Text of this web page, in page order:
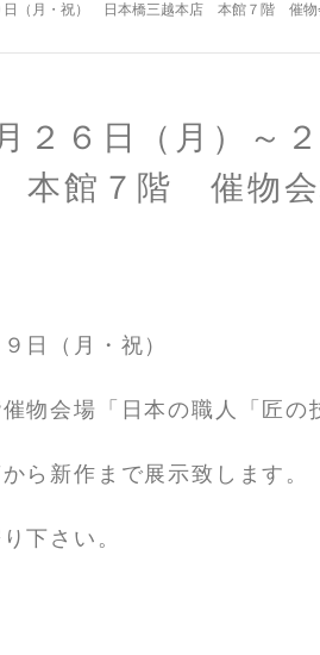
日（月・祝） 日本橋三越本店 本館７階 催物
２６日（月）～
館７階 催物会
日（月・祝）
物会場「日本の職人「匠の
ら新作まで展示致します。
下さい。